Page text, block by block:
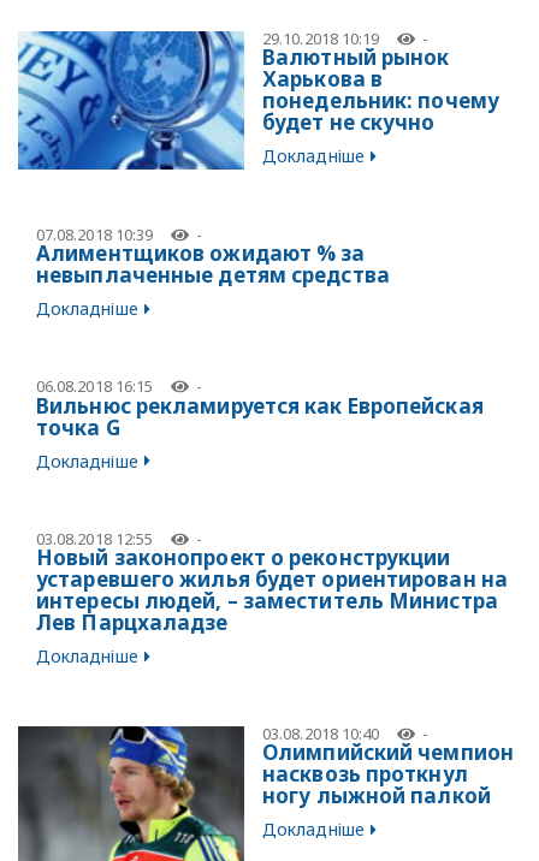
29.10.2018 10:19 -
Валютный рынок
Харькова в
понедельник: почему
будет не скучно
Докладніше
07.08.2018 10:39 -
Алиментщиков ожидают % за
невыплаченные детям средства
Докладніше
06.08.2018 16:15 -
Вильнюс рекламируется как Европейская
точка G
Докладніше
03.08.2018 12:55 -
Новый законопроект о реконструкции
устаревшего жилья будет ориентирован на
интересы людей, – заместитель Министра
Лев Парцхаладзе
Докладніше
03.08.2018 10:40 -
Олимпийский чемпион
насквозь проткнул
ногу лыжной палкой
Докладніше